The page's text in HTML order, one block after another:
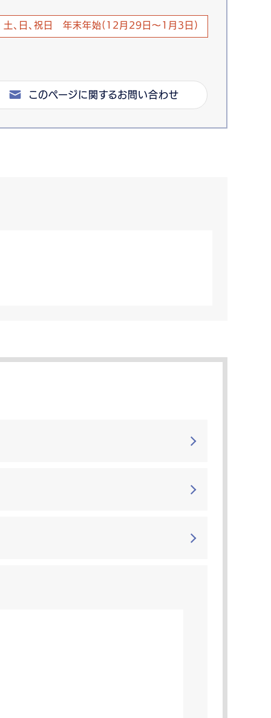
土、日、祝日 年末年始(12月29日～1月3日)
このページに関するお問い合わせ